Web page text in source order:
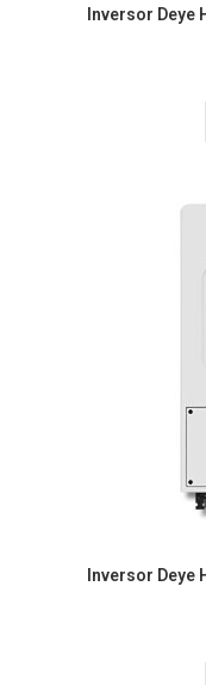
Inversor Deye
Inversor Deye